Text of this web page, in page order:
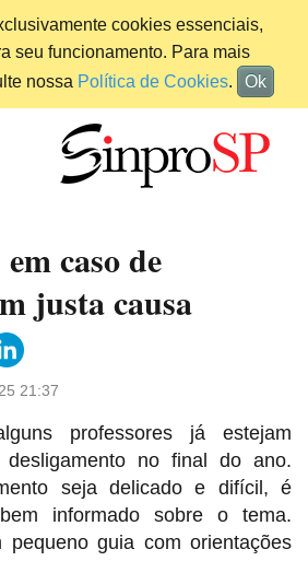
cookies essenciais,
seu funcionamento. Para mais
nossa Política de Cookies. Ok
caso de
justa causa
21:37
professores já estejam
no final do ano.
seja delicado e difícil, é
informado sobre o tema.
pequeno guia com orientações